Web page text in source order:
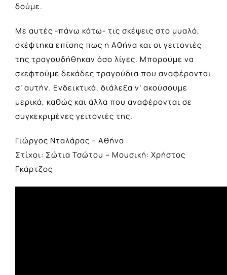
δούμε.
Με αυτές -πάνω κάτω- τις σκέψεις στο μυαλό,
σκέφτηκα επίσης πως η Αθήνα και οι γειτονιές
της τραγουδήθηκαν όσο λίγες. Μπορούμε να
σκεφτούμε δεκάδες τραγούδια που αναφέρονται
σ’ αυτήν. Ενδεικτικά, διάλεξα ν’ ακούσουμε
μερικά, καθώς και άλλα που αναφέρονται σε
συγκεκριμένες γειτονιές της.
Γιώργος Νταλάρας – Αθήνα
Στίχοι: Σώτια Τσώτου – Μουσική: Χρήστος
Γκάρτζος